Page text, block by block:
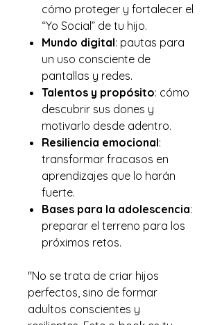
cómo proteger y fortalecer el
“Yo Social” de tu hijo.
Mundo digital: pautas para
un uso consciente de
pantallas y redes.
Talentos y propósito: cómo
descubrir sus dones y
motivarlo desde adentro.
Resiliencia emocional:
transformar fracasos en
aprendizajes que lo harán
fuerte.
Bases para la adolescencia:
preparar el terreno para los
próximos retos.
"No se trata de criar hijos
perfectos, sino de formar
adultos conscientes y